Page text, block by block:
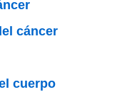
cáncer
cuerpo